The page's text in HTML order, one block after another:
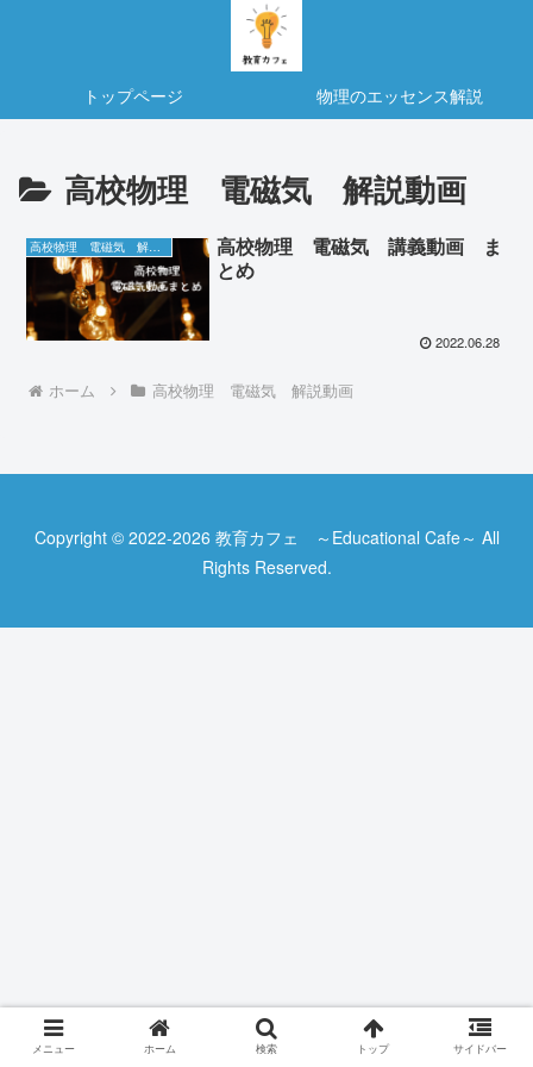
トップページ 物理のエッセンス解説
高校物理 電磁気 解説動画
高校物理 電磁気 解説動画
高校物理 電磁気 講義動画 ま
とめ
2022.06.28
ホーム 高校物理 電磁気 解説動画
Copyright © 2022-2026 教育カフェ ～Educational Cafe～ All
Rights Reserved.
メニュー ホーム 検索 トップ サイドバー